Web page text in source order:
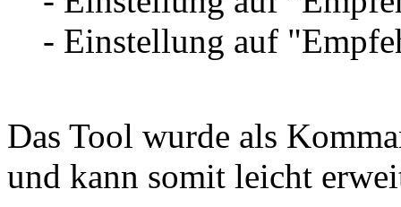
- Einstellung auf
Das Tool wurde als
und kann somit leicht